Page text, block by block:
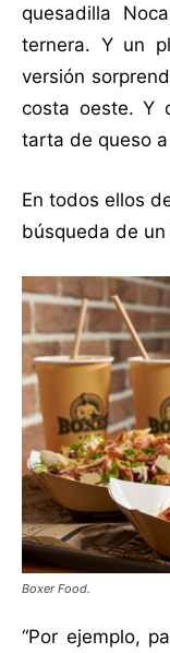
quesadilla
ternera. Y un
versión
costa oeste. Y
tarta de queso
En todos ellos
búsqueda de
Boxer Food.
“Por ejemplo,